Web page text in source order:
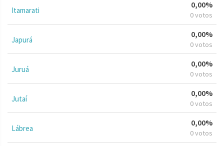
Itamarati
0,00%
0 votos
Japurá
0,00%
0 votos
Juruá
0,00%
0 votos
Jutaí
0,00%
0 votos
Lábrea
0,00%
0 votos